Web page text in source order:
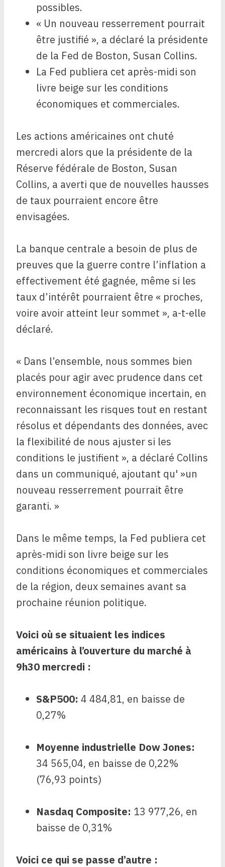
possibles.
« Un nouveau resserrement pourrait
être justifié », a déclaré la présidente
de la Fed de Boston, Susan Collins.
La Fed publiera cet après-midi son
livre beige sur les conditions
économiques et commerciales.
Les actions américaines ont chuté
mercredi alors que la présidente de la
Réserve fédérale de Boston, Susan
Collins, a averti que de nouvelles hausses
de taux pourraient encore être
envisagées.
La banque centrale a besoin de plus de
preuves que la guerre contre l’inflation a
effectivement été gagnée, même si les
taux d’intérêt pourraient être « proches,
voire avoir atteint leur sommet », a-t-elle
déclaré.
« Dans l’ensemble, nous sommes bien
placés pour agir avec prudence dans cet
environnement économique incertain, en
reconnaissant les risques tout en restant
résolus et dépendants des données, avec
la flexibilité de nous ajuster si les
conditions le justifient », a déclaré Collins
dans un communiqué, ajoutant qu' »un
nouveau resserrement pourrait être
garanti. »
Dans le même temps, la Fed publiera cet
après-midi son livre beige sur les
conditions économiques et commerciales
de la région, deux semaines avant sa
prochaine réunion politique.
Voici où se situaient les indices
américains à l’ouverture du marché à
9h30 mercredi :
S&P500: 4 484,81, en baisse de
0,27%
Moyenne industrielle Dow Jones:
34 565,04, en baisse de 0,22%
(76,93 points)
Nasdaq Composite: 13 977,26, en
baisse de 0,31%
Voici ce qui se passe d’autre :